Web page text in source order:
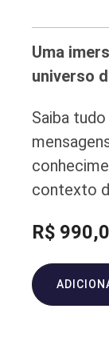
Uma
universo
Saiba
contexto
R$